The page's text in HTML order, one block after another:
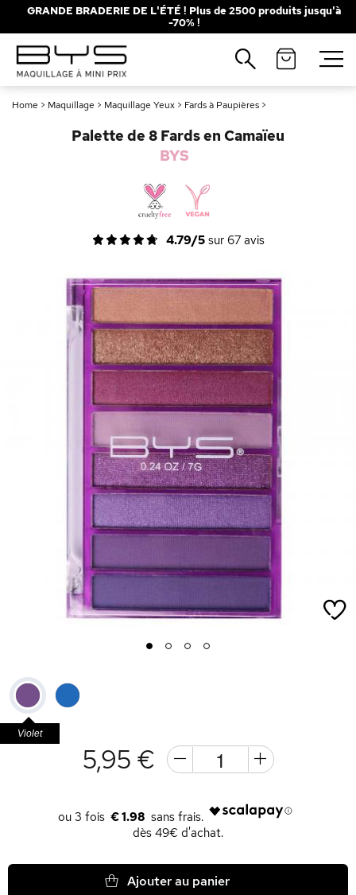
GRANDE BRADERIE DE L'ÉTÉ ! Plus de 2500 produits jusqu'à
-70% !
Home > Maquillage > Maquillage Yeux > Fards à Paupières >
Palette de 8 Fards en Camaïeu
BYS
4.79/5sur 67avis
1 2 3 4
5,95 €
€ 1.98
dès 49€ d'achat.
Ajouter au panier
Fermer
Recherches populaires
Mascara
Palette
Violet